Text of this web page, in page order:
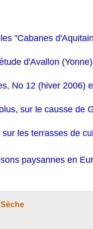
"Cabanes
d'Avallon
No 12 (hiver 2006)
sur le causse de
les terrasses de
paysannes en